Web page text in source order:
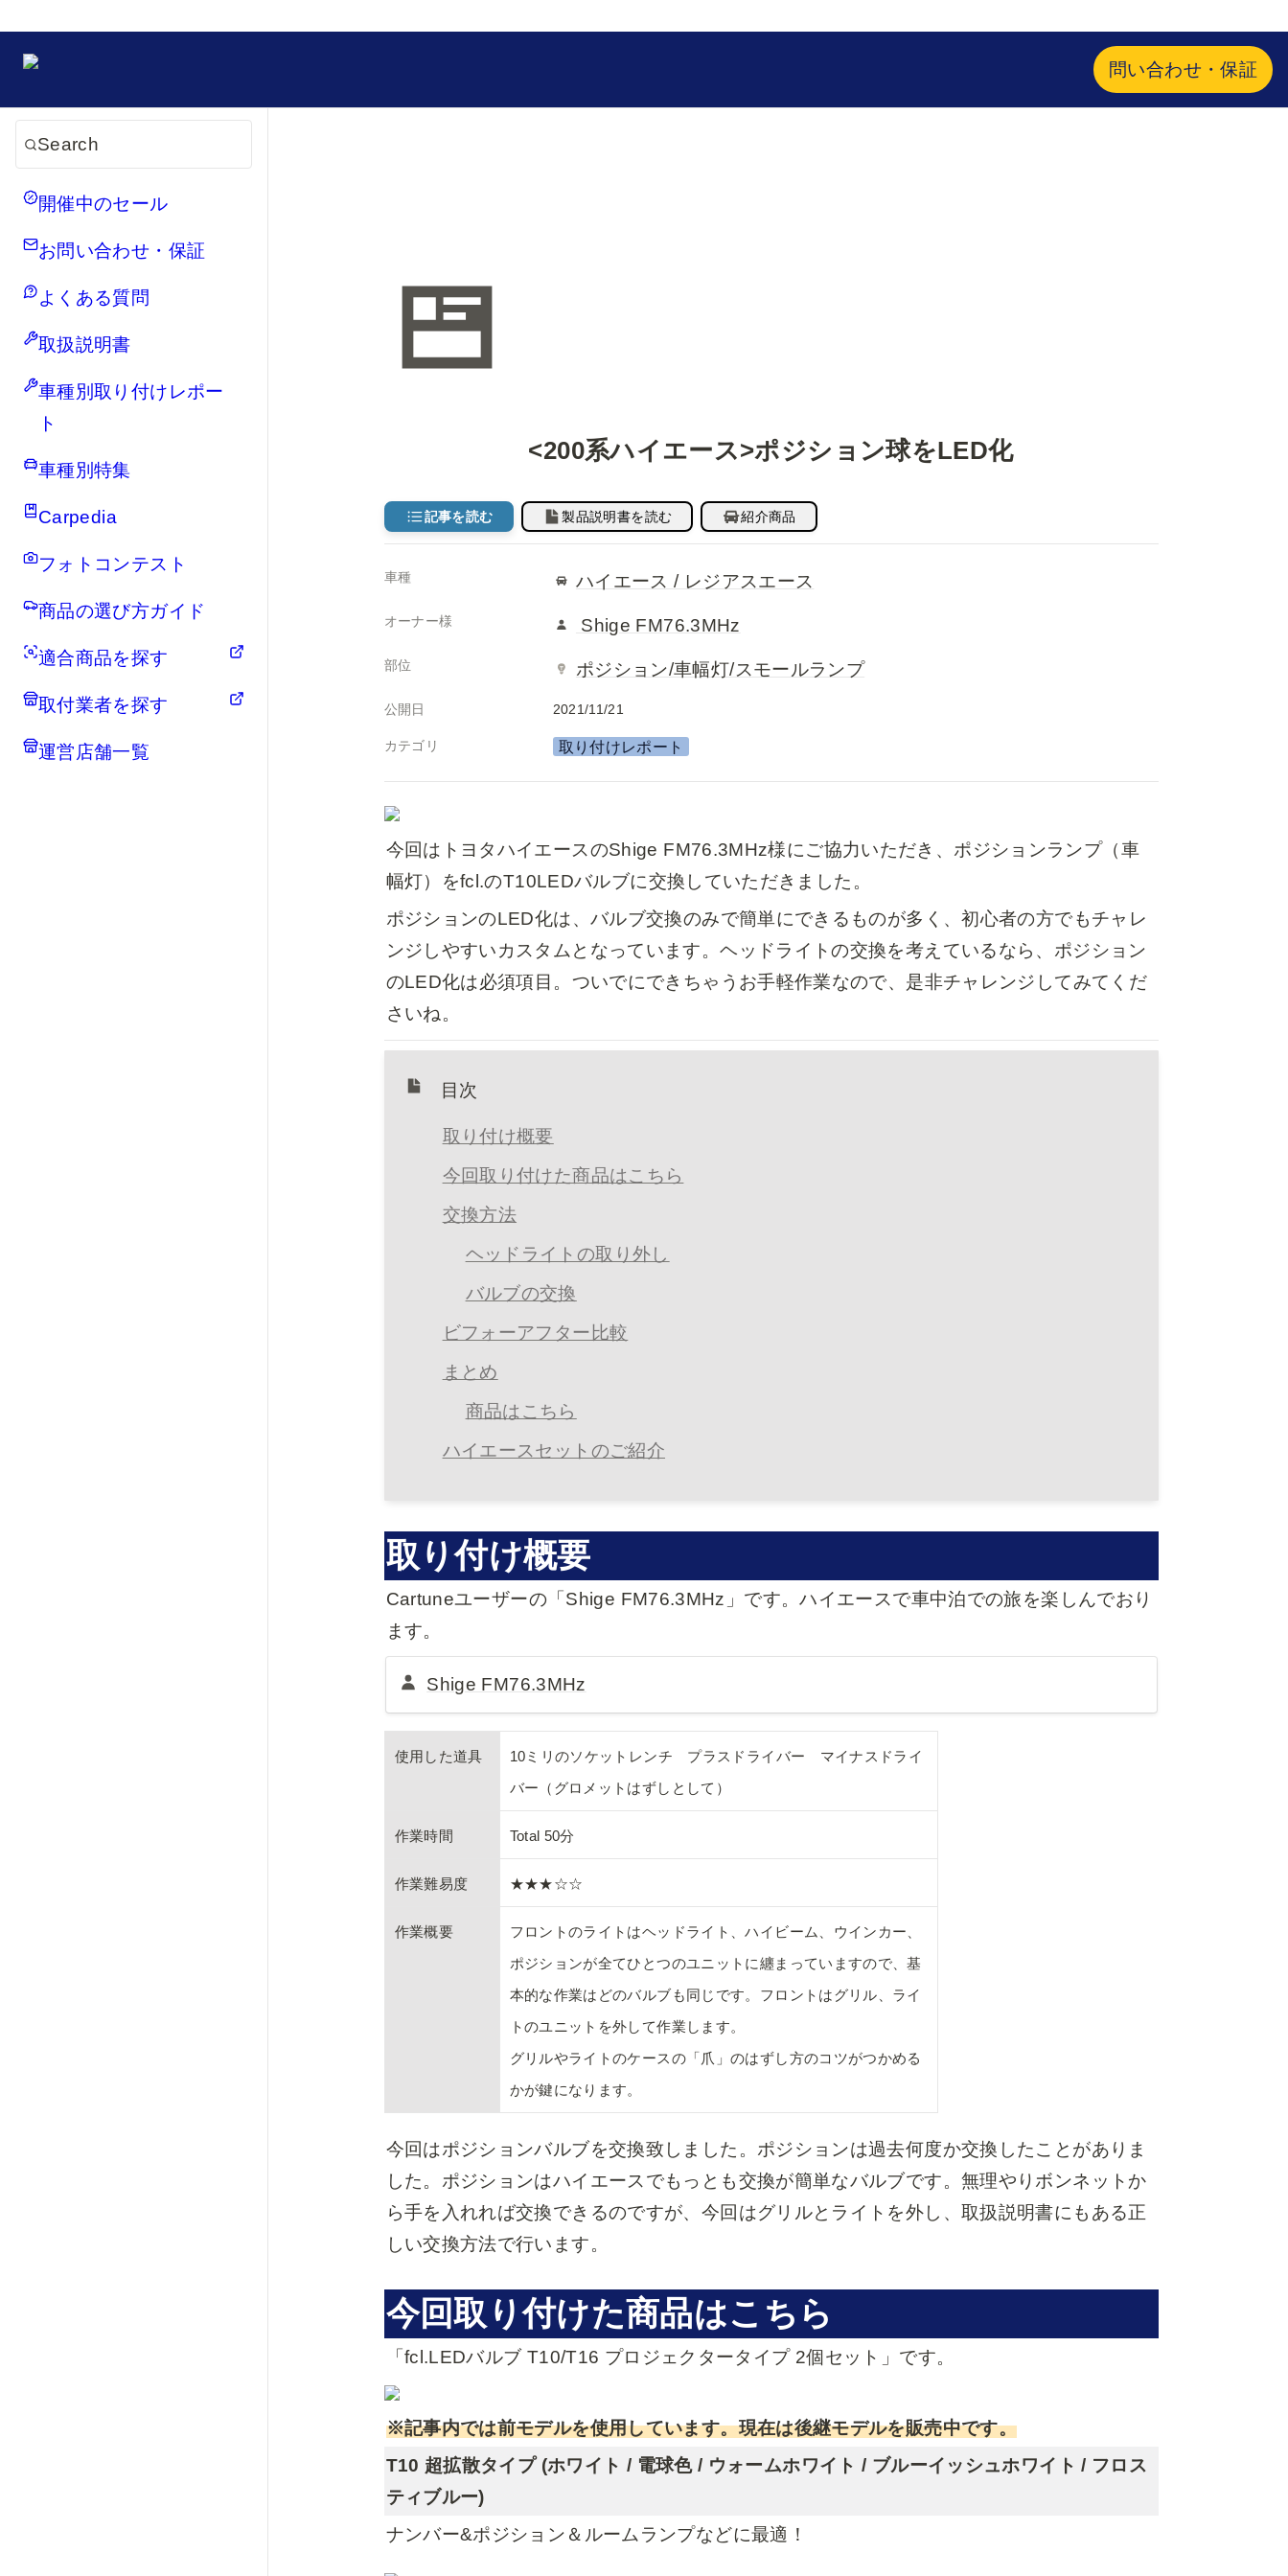
問い合わせ・保証
Search
開催中のセール
お問い合わせ・保証
よくある質問
取扱説明書
車種別取り付けレポー
ト
車種別特集
Carpedia
フォトコンテスト
商品の選び方ガイド
適合商品を探す
取付業者を探す
運営店舗一覧
<200系ハイエース>ポジション球をLED化
記事を読む 製品説明書を読む 紹介商品
車種 ハイエース / レジアスエース
オーナー様 Shige FM76.3MHz
部位 ポジション/車幅灯/スモールランプ
公開日 2021/11/21
カテゴリ 取り付けレポート
今回はトヨタハイエースのShige FM76.3MHz様にご協力いただき、ポジションランプ（車
幅灯）をfcl.のT10LEDバルブに交換していただきました。
ポジションのLED化は、バルブ交換のみで簡単にできるものが多く、初心者の方でもチャレ
ンジしやすいカスタムとなっています。ヘッドライトの交換を考えているなら、ポジション
のLED化は必須項目。ついでにできちゃうお手軽作業なので、是非チャレンジしてみてくだ
さいね。
目次
取り付け概要
今回取り付けた商品はこちら
交換方法
ヘッドライトの取り外し
バルブの交換
ビフォーアフター比較
まとめ
商品はこちら
ハイエースセットのご紹介
取り付け概要
Cartuneユーザーの「Shige FM76.3MHz」です。ハイエースで車中泊での旅を楽しんでおり
ます。
Shige FM76.3MHz
使用した道具 10ミリのソケットレンチ　プラスドライバー　マイナスドライ
バー（グロメットはずしとして）
作業時間 Total 50分
作業難易度 ★★★☆☆
作業概要 フロントのライトはヘッドライト、ハイビーム、ウインカー、
ポジションが全てひとつのユニットに纏まっていますので、基
本的な作業はどのバルブも同じです。フロントはグリル、ライ
トのユニットを外して作業します。
グリルやライトのケースの「爪」のはずし方のコツがつかめる
かが鍵になります。
今回はポジションバルブを交換致しました。ポジションは過去何度か交換したことがありま
した。ポジションはハイエースでもっとも交換が簡単なバルブです。無理やりボンネットか
ら手を入れれば交換できるのですが、今回はグリルとライトを外し、取扱説明書にもある正
しい交換方法で行います。
今回取り付けた商品はこちら
「fcl.LEDバルブ T10/T16 プロジェクタータイプ 2個セット」です。
※記事内では前モデルを使用しています。現在は後継モデルを販売中です。
T10 超拡散タイプ (ホワイト / 電球色 / ウォームホワイト / ブルーイッシュホワイト / フロス
ティブルー)
ナンバー&ポジション＆ルームランプなどに最適！